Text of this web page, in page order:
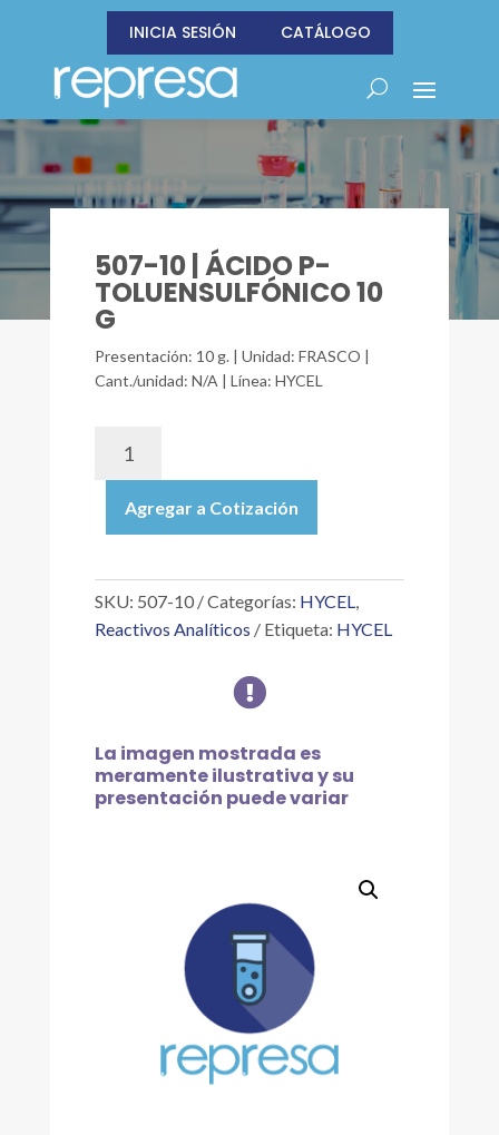
INICIA SESIÓN CATÁLOGO
507-10 | ÁCIDO P-
TOLUENSULFÓNICO 10
G
Presentación: 10 g. | Unidad: FRASCO |
Cant./unidad: N/A | Línea: HYCEL
ÁCIDO
P-
10
cantidad
Agregar a Cotización
SKU: 507-10 Categorías: HYCEL,
Reactivos Analíticos
Etiqueta: HYCEL

La imagen mostrada es
meramente ilustrativa y su
presentación puede variar